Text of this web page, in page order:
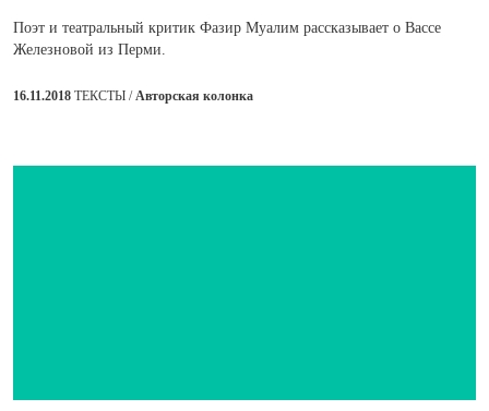
Поэт и театральный критик Фазир Муалим рассказывает о Вассе
Железновой из Перми.
16.11.2018 ТЕКСТЫ /Авторская колонка